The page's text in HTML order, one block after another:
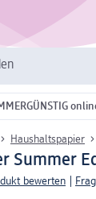
Haushaltspapier
Summer
bewerten